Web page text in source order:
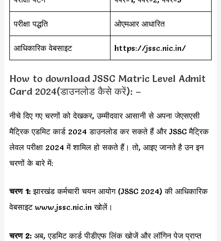
परीक्षा पद्धति ओएमआर आधारित
आधिकारिक वेबसाइट https://jssc.nic.in/
How to download JSSC Matric Level Admit
Card 2024(डाउनलोड कैसे करें): –
नीचे दिए गए चरणों को देखकर, उम्मीदवार आसानी से अपना जेएसएसी
मैट्रिक एडमिट कार्ड 2024 डाउनलोड कर सकते हैं और JSSC मैट्रिक
लेवल परीक्षा 2024 में शामिल हो सकते हैं। तो, आइए जानते है उन इन
चरणों के बारे में:
चरण 1:झारखंड कर्मचारी चयन आयोग (JSSC 2024) की आधिकारिक
वेबसाइट www.jssc.nic.in खोलें।
चरण 2: अब, एडमिट कार्ड पीडीएफ लिंक खोजें और लॉगिन पेज प्राप्त